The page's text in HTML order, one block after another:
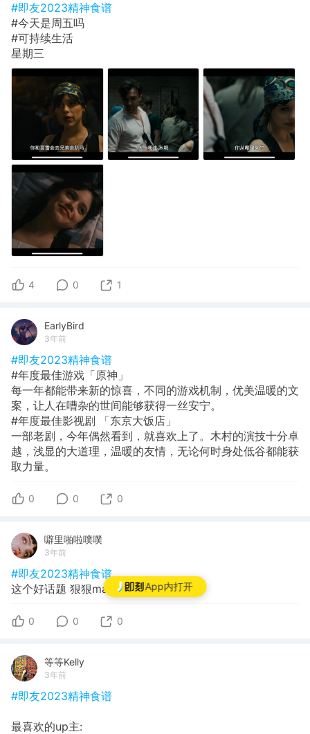
App内打开
#即友2023精神食谱
#今天是周五吗
#可持续生活
星期三
4 0 1
EarlyBird
3年前
#即友2023精神食谱
#年度最佳游戏「原神」
每一年都能带来新的惊喜，不同的游戏机制，优美温暖的文
案，让人在嘈杂的世间能够获得一丝安宁。
#年度最佳影视剧 「东京大饭店」
一部老剧，今年偶然看到，就喜欢上了。木村的演技十分卓
越，浅显的大道理，温暖的友情，无论何时身处低谷都能获
取力量。
0 0 0
噼里啪啦噗噗
3年前
#即友2023精神食谱
这个好话题 狠狠mark！
0 0 0
等等Kelly
3年前
#即友2023精神食谱
最喜欢的up主: